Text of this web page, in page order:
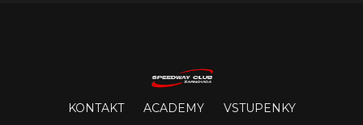
KONTAKT ACADEMY VSTUPENKY